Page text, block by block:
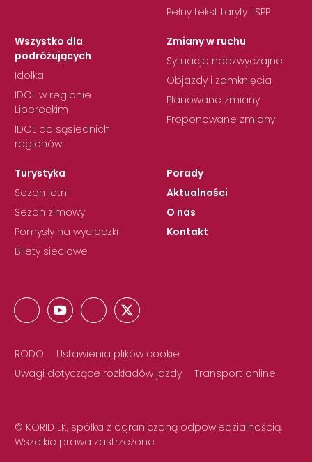
Pełny tekst taryfy i SPP
Wszystko dla
podróżujących
Idolka
IDOL w regionie
Libereckim
IDOL do sąsiednich
regionów
Zmiany w ruchu
Sytuacje nadzwyczajne
Objazdy i zamknięcia
Planowane zmiany
Proponowane zmiany
Turystyka
Sezon letni
Sezon zimowy
Pomysły na wycieczki
Bilety sieciowe
Porady
Aktualności
O nas
Kontakt
RODO
Ustawienia plików cookie
Uwagi dotyczące rozkładów jazdy
Transport online
© KORID LK, spółka z ograniczoną odpowiedzialnością,
Wszelkie prawa zastrzeżone.